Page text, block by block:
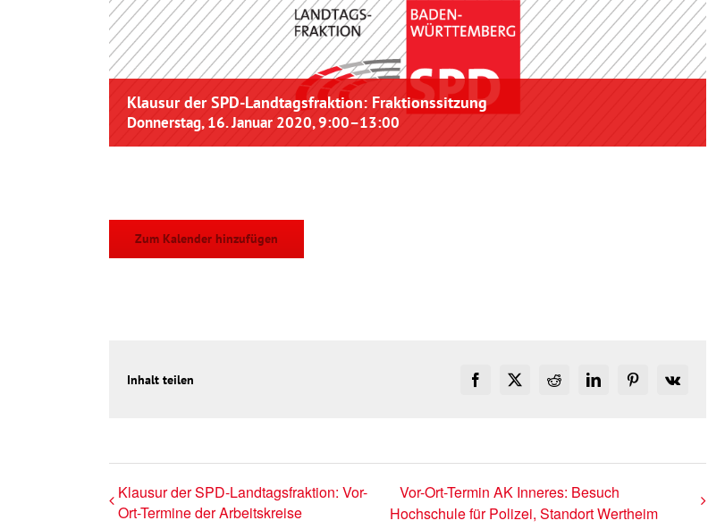
Klausur der SPD-Landtagsfraktion: Fraktionssitzung
Donnerstag, 16. Januar 2020, 9:00–13:00
Zum Kalender hinzufügen
Inhalt teilen Facebook
X RedditLinkedInPinterest
Vk
Klausur der SPD-Landtagsfraktion: Vor-
Ort-Termine der Arbeitskreise
Vor-Ort-Termin AK Inneres: Besuch
Hochschule für Polizei, Standort Wertheim